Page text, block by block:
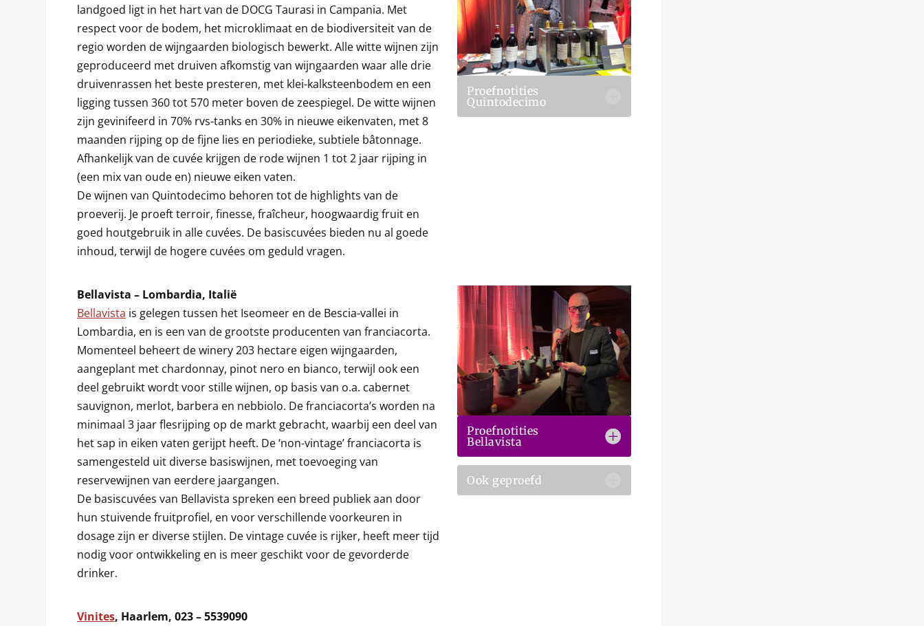
landgoed ligt in het hart van de DOCG Taurasi in Campania. Met
respect voor de bodem, het microklimaat en de biodiversiteit van de
regio worden de wijngaarden biologisch bewerkt. Alle witte wijnen zijn
geproduceerd met druiven afkomstig van wijngaarden waar alle drie
druivenrassen het beste presteren, met klei-kalksteenbodem en een
ligging tussen 360 tot 570 meter boven de zeespiegel. De witte wijnen
zijn gevinifeerd in 70% rvs-tanks en 30% in nieuwe eikenvaten, met 8
maanden rijping op de fijne lies en periodieke, subtiele bâtonnage.
Afhankelijk van de cuvée krijgen de rode wijnen 1 tot 2 jaar rijping in
(een mix van oude en) nieuwe eiken vaten.
De wijnen van Quintodecimo behoren tot de highlights van de
proeverij. Je proeft terroir, finesse, fraîcheur, hoogwaardig fruit en
goed houtgebruik in alle cuvées. De basiscuvées bieden nu al goede
inhoud, terwijl de hogere cuvées om geduld vragen.
Proefnotities
Quintodecimo
Bellavista – Lombardia, Italië
Bellavista is gelegen tussen het Iseomeer en de Bescia-vallei in
Lombardia, en is een van de grootste producenten van franciacorta.
Momenteel beheert de winery 203 hectare eigen wijngaarden,
aangeplant met chardonnay, pinot nero en bianco, terwijl ook een
deel gebruikt wordt voor stille wijnen, op basis van o.a. cabernet
sauvignon, merlot, barbera en nebbiolo. De franciacorta’s worden na
minimaal 3 jaar flesrijping op de markt gebracht, waarbij een deel van
het sap in eiken vaten gerijpt heeft. De ‘non-vintage’ franciacorta is
samengesteld uit diverse basiswijnen, met toevoeging van
reservewijnen van eerdere jaargangen.
De basiscuvées van Bellavista spreken een breed publiek aan door
hun stuivende fruitprofiel, en voor verschillende voorkeuren in
dosage zijn er diverse stijlen. De vintage cuvée is rijker, heeft meer tijd
nodig voor ontwikkeling en is meer geschikt voor de gevorderde
drinker.
Proefnotities
Bellavista
Ook geproefd
Vinites, Haarlem, 023 – 5539090